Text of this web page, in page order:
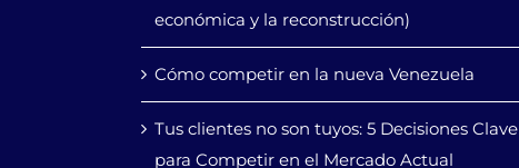
económica y la reconstrucción)
Cómo competir en la nueva Venezuela
Tus clientes no son tuyos: 5 Decisiones Clave
para Competir en el Mercado Actual